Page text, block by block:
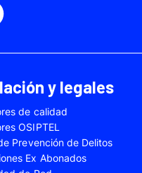
Oppo Reno 6 Lite
Samsung
Samsung
Samsung
y legales
de calidad
OSIPTEL
Prevención de Delitos
Ex Abonados